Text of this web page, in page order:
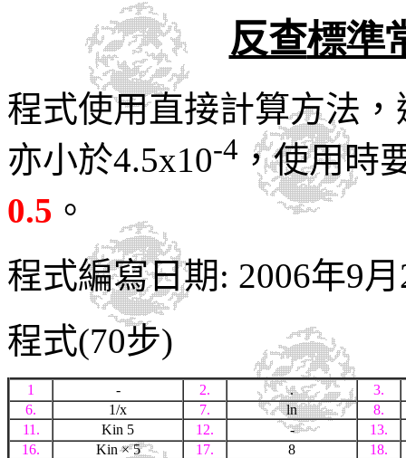
反查標準
程式使用直接計算方法
亦小於4.5x10-4 ，使用時
0.5 。
程式編寫日期: 2006年9
程式(70步)
1 - 2. .
3.
6.
1/x 7. ln
8.
11.
Kin 5 12. -
13.
16.
Kin× 5 17. 8
18.